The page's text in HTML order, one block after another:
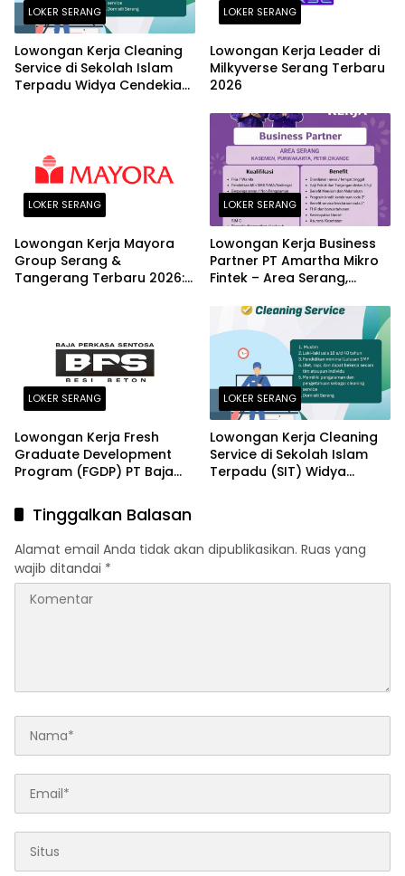
LOKER SERANG
Lowongan Kerja Cleaning
Service di Sekolah Islam
Terpadu Widya Cendekia
LOKER SERANG
Lowongan Kerja Leader di
Milkyverse Serang Terbaru
2026
LOKER SERANG
Lowongan Kerja Mayora
Group Serang &
Tangerang Terbaru 2026:
LOKER SERANG
Lowongan Kerja Business
Partner PT Amartha Mikro
Fintek – Area Serang,
Petir, Cikande Terbaru
2026
LOKER SERANG
Lowongan Kerja Fresh
Graduate Development
Program (FGDP) PT Baja
2026
LOKER SERANG
Lowongan Kerja Cleaning
Service di Sekolah Islam
Terpadu (SIT) Widya
Tinggalkan Balasan
Alamat email Anda tidak akan dipublikasikan. Ruas yang
wajib ditandai *